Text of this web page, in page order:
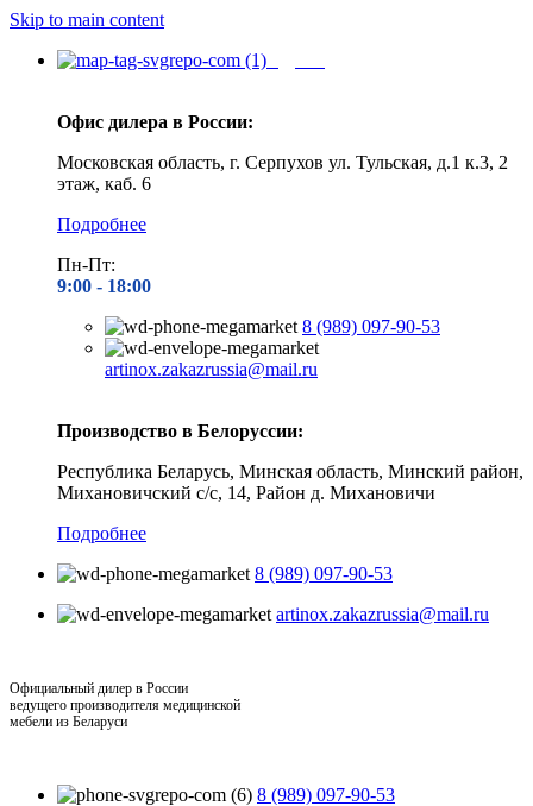
Skip to main content
Офис дилера в России:
Московская область, г. Серпухов ул. Тульская, д.1 к.3, 2
этаж, каб. 6
Подробнее
Пн-Пт:
9:00 - 18:00
8 (989) 097-90-53
artinox.zakazrussia@mail.ru
Производство в Белоруссии:
Республика Беларусь, Минская область, Минский район,
Михановичский с/с, 14, Район д. Михановичи
Подробнее
8 (989) 097-90-53
artinox.zakazrussia@mail.ru
Официальный дилер в России
ведущего производителя медицинской
мебели из Беларуси
8 (989) 097-90-53